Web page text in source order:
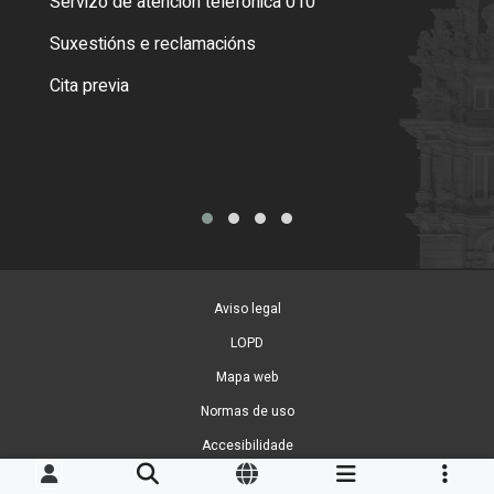
Suxestións e reclamacións
Cita previa
Aviso legal
LOPD
Mapa web
Normas de uso
Accesibilidade
Xestión de cookies